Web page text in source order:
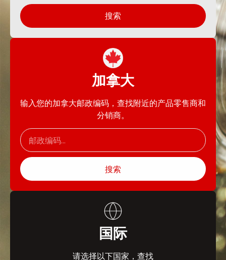
搜索
加拿大
输入您的加拿大邮政编码，查找附近的产品零售商和
分销商。
搜索
国际
请选择以下国家，查找